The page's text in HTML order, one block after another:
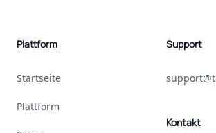
Plattform
Startseite
Plattform
Support
Kontakt